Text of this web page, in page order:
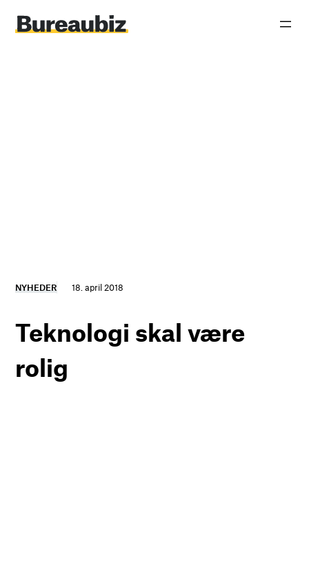
indhold
NYHEDER 18. april 2018
Teknologi skal være
rolig